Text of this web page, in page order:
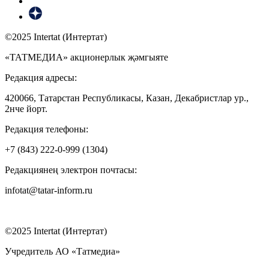
©2025 Intertat (Интертат)
«ТАТМЕДИА» акционерлык җәмгыяте
Редакция адресы:
420066, Татарстан Республикасы, Казан, Декабристлар ур.,
2нче йорт.
Редакция телефоны:
+7 (843) 222-0-999 (1304)
Редакциянең электрон почтасы:
infotat@tatar-inform.ru
©2025 Intertat (Интертат)
Учредитель АО «Татмедиа»